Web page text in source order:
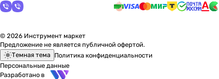
© 2026 Инструмент маркет
Предложение не является публичной офертой.
Темная тема Политика конфиденциальности
Персональные данные
Разработано в